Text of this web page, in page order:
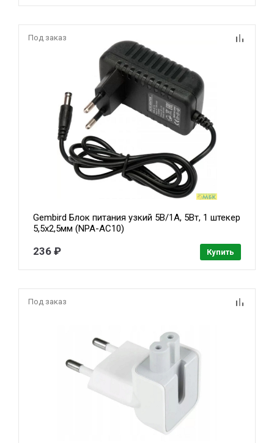
Под заказ
Gembird Блок питания узкий 5В/1А, 5Вт, 1 штекер
5,5х2,5мм (NPA-AC10)
236 ₽ Купить
Под заказ